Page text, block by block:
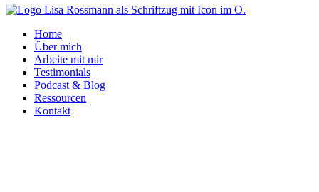
Home
Über mich
Arbeite mit mir
Testimonials
Podcast & Blog
Ressourcen
Kontakt